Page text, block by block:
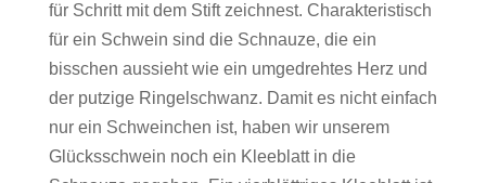
für Schritt mit dem Stift zeichnest. Charakteristisch
für ein Schwein sind die Schnauze, die ein
bisschen aussieht wie ein umgedrehtes Herz und
der putzige Ringelschwanz. Damit es nicht einfach
nur ein Schweinchen ist, haben wir unserem
Glücksschwein noch ein Kleeblatt in die